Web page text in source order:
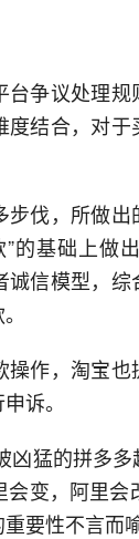
争议处理
结合，对
伐，所做
的基础上做
信模型，
作，淘宝
诉。
凶猛的拼多
变，阿里
要性不言而喻